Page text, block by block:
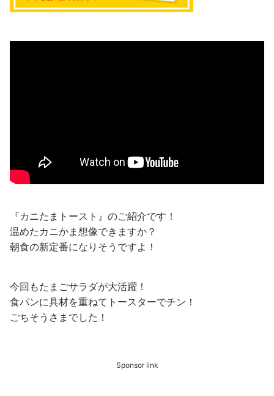
『カニたまトースト』のご紹介です！
温めたカニかま想像できますか？
朝食の新定番になりそうですよ！
今回もたまごサラダが大活躍！
食パンに具材を重ねてトースターでチン！
ごちそうさまでした！
Sponsor link